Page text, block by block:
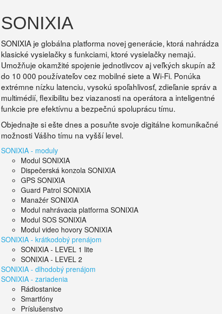
SONIXIA
SONIXIA je globálna platforma novej generácie, ktorá nahrádza
klasické vysielačky s funkciami, ktoré vysielačky nemajú.
Umožňuje okamžité spojenie jednotlivcov aj veľkých skupín až
do 10 000 používateľov cez mobilné siete a Wi-Fi. Ponúka
extrémne nízku latenciu, vysokú spoľahlivosť, zdieľanie správ a
multimédií, flexibilitu bez viazanosti na operátora a inteligentné
funkcie pre efektívnu a bezpečnú spoluprácu tímu.
Objednajte si ešte dnes a posuňte svoje digitálne komunikačné
možnosti Vášho tímu na vyšší level.
SONIXIA - moduly
Modul SONIXIA
Dispečerská konzola SONIXIA
GPS SONIXIA
Guard Patrol SONIXIA
Manažér SONIXIA
Modul nahrávacia platforma SONIXIA
Modul SOS SONIXIA
Modul video hovory SONIXIA
SONIXIA - krátkodobý prenájom
SONIXIA - LEVEL 1 lite
SONIXIA - LEVEL 2
SONIXIA - dlhodobý prenájom
SONIXIA - zariadenia
Rádiostanice
Smartfóny
Príslušenstvo